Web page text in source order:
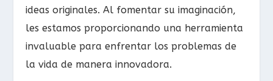
ideas originales. Al fomentar su imaginación,
les estamos proporcionando una herramienta
invaluable para enfrentar los problemas de
la vida de manera innovadora.